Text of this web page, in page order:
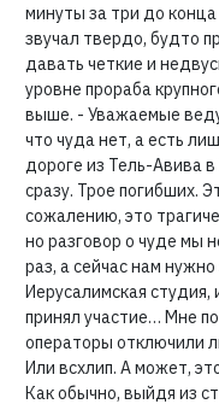
минуты за три до
звучал твердо, будто
давать четкие и
уровне прораба
выше. - Уважаемые
что чуда нет, а есть
дороге из Тель-Авива
сразу. Трое погибших.
сожалению, это
но разговор о чуде мы
раз, а сейчас нам
Иерусалимская студия,
принял участие… Мне
операторы отключили
Или всхлип. А может,
Как обычно, выйдя из